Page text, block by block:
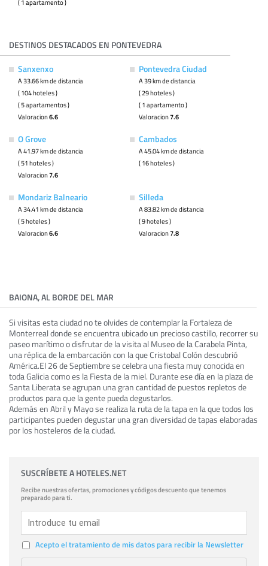
( 1 apartamento )
DESTINOS DESTACADOS EN PONTEVEDRA
Sanxenxo
A 33.66 km de distancia
( 104 hoteles )
( 5 apartamentos )
Valoracion6.6
Pontevedra Ciudad
A 39 km de distancia
( 29 hoteles )
( 1 apartamento )
Valoracion7.6
O Grove
A 41.97 km de distancia
( 51 hoteles )
Valoracion7.6
Cambados
A 45.04 km de distancia
( 16 hoteles )
Mondariz Balneario
A 34.41 km de distancia
( 5 hoteles )
Valoracion6.6
Silleda
A 83.82 km de distancia
( 9 hoteles )
Valoracion7.8
BAIONA, AL BORDE DEL MAR
Si visitas esta ciudad no te olvides de contemplar la Fortaleza de
Monterreal donde se encuentra ubicado un precioso castillo, recorrer su
paseo marítimo o disfrutar de la visita al Museo de la Carabela Pinta,
una réplica de la embarcación con la que Cristobal Colón descubrió
América.El 26 de Septiembre se celebra una fiesta muy conocida en
toda Galicia como es la Fiesta de la miel. Durante ese día en la plaza de
Santa Liberata se agrupan una gran cantidad de puestos repletos de
productos para que la gente pueda degustarlos.
Además en Abril y Mayo se realiza la ruta de la tapa en la que todos los
participantes pueden degustar una gran diversidad de tapas elaboradas
por los hosteleros de la ciudad.
SUSCRÍBETE A HOTELES.NET
Recibe nuestras ofertas, promociones y códigos descuento que tenemos
preparado para ti.
Acepto el tratamiento de mis datos para recibir la Newsletter